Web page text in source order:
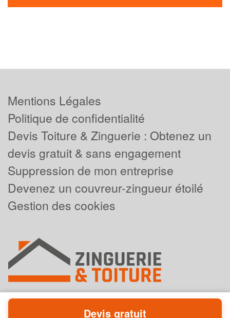
Mentions Légales
Politique de confidentialité
Devis Toiture & Zinguerie : Obtenez un
devis gratuit & sans engagement
Suppression de mon entreprise
Devenez un couvreur-zingueur étoilé
Gestion des cookies
Devis gratuit